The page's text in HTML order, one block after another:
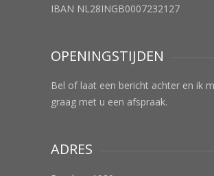
IBAN NL28INGB0007232127
OPENINGSTIJDEN
Bel of laat een bericht achter en ik
graag met u een afspraak.
ADRES